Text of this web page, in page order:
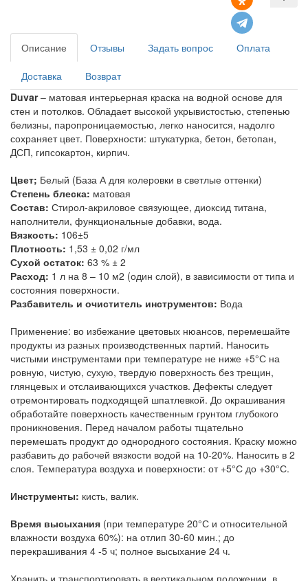
Описание Отзывы Задать вопрос Оплата
Доставка
Возврат
Duvar– матовая интерьерная краска на водной основе для
стен и потолков. Обладает высокой укрывистостью, степенью
белизны, паропроницаемостью, легко наносится, надолго
сохраняет цвет. Поверхности: штукатурка, бетон, бетопан,
ДСП, гипсокартон, кирпич.
Цвет; Белый (База А для колеровки в светлые оттенки)
Степень блеска: матовая
Состав: Стирол-акриловое связующее, диоксид титана,
наполнители, функциональные добавки, вода.
Вязкость: 106±5
Плотность: 1,53 ± 0,02 г/мл
Сухой остаток: 63 % ± 2
Расход: 1 л на 8 – 10 м2 (один слой), в зависимости от типа и
состояния поверхности.
Разбавитель и очиститель инструментов: Вода
Применение: во избежание цветовых нюансов, перемешайте
продукты из разных производственных партий. Наносить
чистыми инструментами при температуре не ниже +5°С на
ровную, чистую, сухую, твердую поверхность без трещин,
глянцевых и отслаивающихся участков. Дефекты следует
отремонтировать подходящей шпатлевкой. До окрашивания
обработайте поверхность качественным грунтом глубокого
проникновения. Перед началом работы тщательно
перемешать продукт до однородного состояния. Краску можно
разбавить до рабочей вязкости водой на 10-20%. Наносить в 2
слоя. Температура воздуха и поверхности: от +5°С до +30°С.
Инструменты: кисть, валик.
Время высыхания (при температуре 20°С и относительной
влажности воздуха 60%): на отлип 30-60 мин.; до
перекрашивания 4 -5 ч; полное высыхание 24 ч.